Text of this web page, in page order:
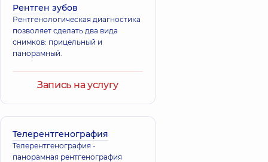
Рентген зубов
Рентгенологическая диагностика
позволяет сделать два вида
снимков: прицельный и
панорамный.
Запись на услугу
Телерентгенография
Телерентгенография -
панорамная рентгенография